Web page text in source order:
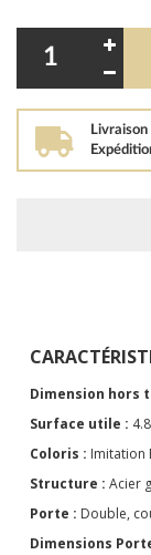
Dimension hors
Surface utile :
Coloris : Imitation
Structure : Acier
Porte : Double,
Dimensions